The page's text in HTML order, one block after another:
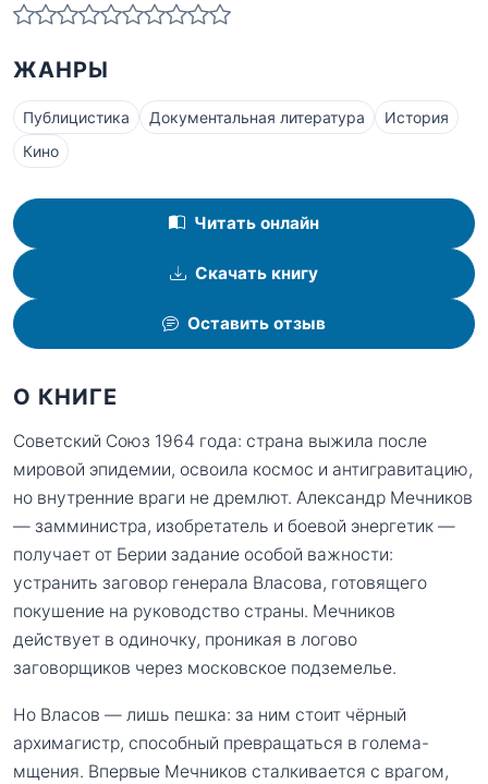
ЖАНРЫ
Публицистика Документальная литература
История
Кино
Читать онлайн
Скачать книгу
Оставить отзыв
О КНИГЕ
Советский Союз 1964 года: страна выжила после
мировой эпидемии, освоила космос и антигравитацию,
но внутренние враги не дремлют. Александр Мечников
— замминистра, изобретатель и боевой энергетик —
получает от Берии задание особой важности:
устранить заговор генерала Власова, готовящего
покушение на руководство страны. Мечников
действует в одиночку, проникая в логово
заговорщиков через московское подземелье.
Но Власов — лишь пешка: за ним стоит чёрный
архимагистр, способный превращаться в голема-
мщения. Впервые Мечников сталкивается с врагом,